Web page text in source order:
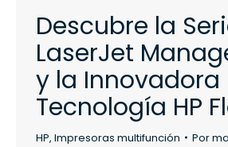
Descubre la
LaserJet
y la Innovadora
Tecnología HP
HP, Impresoras multifunción Por